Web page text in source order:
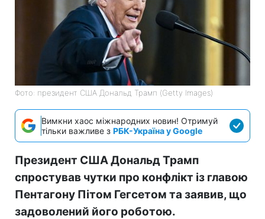
Фото: президент США Дональд Трамп (Getty Images)
Вимкни хаос міжнародних новин! Отримуй
тільки важливе з РБК-Україна у Google
Президент США Дональд Трамп
спростував чутки про конфлікт із главою
Пентагону Пітом Гегсетом та заявив, що
задоволений його роботою.